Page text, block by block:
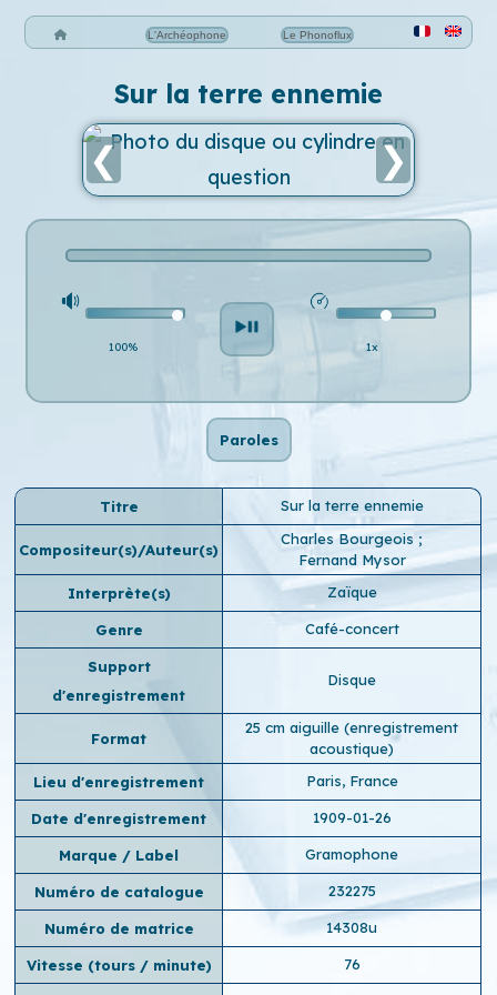
L'Archéophone Le Phonoflux
Sur la terre ennemie
❮ ❯
100% 1x
Paroles
Titre Sur la terre ennemie
Compositeur(s)/Auteur(s)
Charles Bourgeois ;
Fernand Mysor
Interprète(s)
Zaïque
Genre Café-concert
Support
d'enregistrement
Disque
Format
25 cm aiguille (enregistrement
acoustique)
Lieu d'enregistrement
Paris, France
Date d'enregistrement 1909-01-26
Marque / Label Gramophone
Numéro de catalogue 232275
Numéro de matrice 14308u
Vitesse (tours / minute) 76